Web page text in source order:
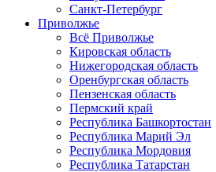
Санкт-Петербург
Приволжье
Всё Приволжье
Кировская область
Нижегородская область
Оренбургская область
Пензенская область
Пермский край
Республика Башкортостан
Республика Марий Эл
Республика Мордовия
Республика Татарстан